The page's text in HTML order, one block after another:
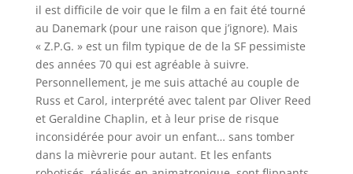
il est difficile de voir que le film a en fait été tourné
au Danemark (pour une raison que j’ignore). Mais
« Z.P.G. » est un film typique de de la SF pessimiste
des années 70 qui est agréable à suivre.
Personnellement, je me suis attaché au couple de
Russ et Carol, interprété avec talent par Oliver Reed
et Geraldine Chaplin, et à leur prise de risque
inconsidérée pour avoir un enfant… sans tomber
dans la mièvrerie pour autant. Et les enfants